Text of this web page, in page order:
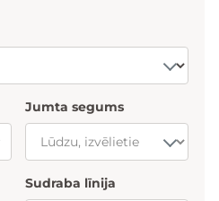
Jumta segums
Sudraba līnija